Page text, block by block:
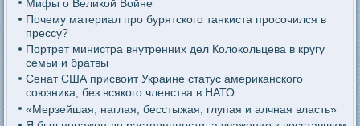
Мифы о Великой Войне
Почему материал про бурятского танкиста просочился в
прессу?
Портрет министра внутренних дел Колокольцева в кругу
семьи и братвы
Сенат США присвоит Украине статус американского
союзника, без всякого членства в НАТО
«Мерзейшая, наглая, бесстыжая, глупая и алчная власть»